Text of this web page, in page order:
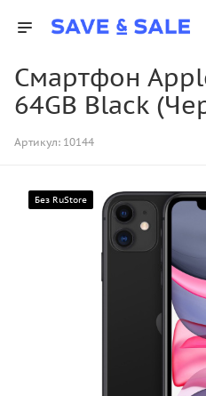
Смартфон
64GB Black
Артикул: 10144
Без RuStore